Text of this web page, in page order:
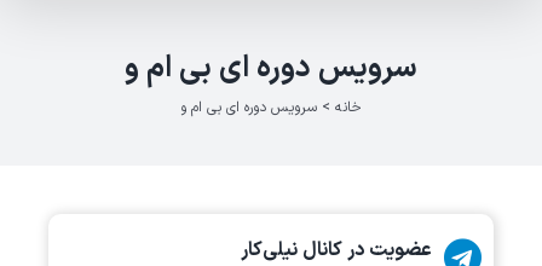
سرویس دوره ای بی ام و
خانه > سرویس دوره ای بی ام و
عضویت در کانال نیلی‌کار